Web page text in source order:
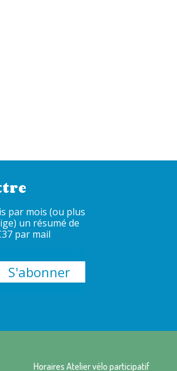
par mois (ou plus
un résumé de
par mail
Horaires Atelier vélo participatif